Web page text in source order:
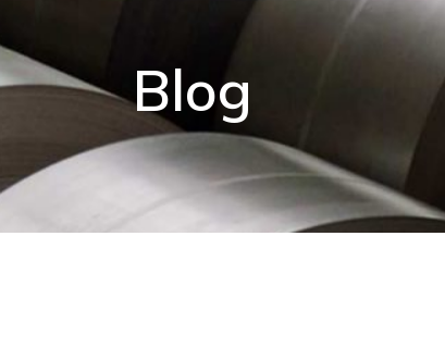
Galeria zdjęć
Blog